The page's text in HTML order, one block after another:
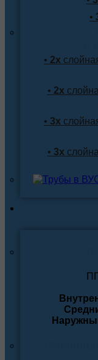
•
• 2х
• 2х
• 3х
• 3х